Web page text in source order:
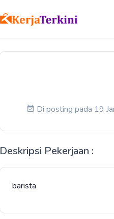
Di posting pada 19
Deskripsi Pekerjaan :
barista